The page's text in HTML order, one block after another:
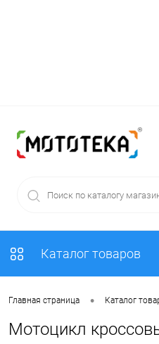
Каталог товаров
Главная страница • Каталог
Мотоцикл